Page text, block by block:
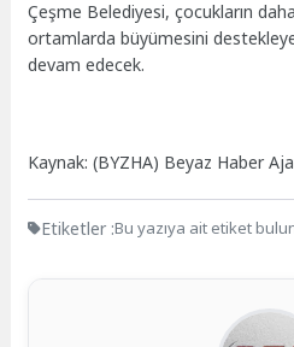
Çeşme Belediyesi, çocukların
ortamlarda büyümesini
devam edecek.
Kaynak: (BYZHA) Beyaz Haber
Etiketler :Bu yazıya ait etiket